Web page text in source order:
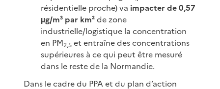
résidentielle proche) va impacter de 0,57
µg/m³ par km²de zone
industrielle/logistique la concentration
en PM2,5 et entraîne des concentrations
supérieures à ce qui peut être mesuré
dans le reste de la Normandie.
Dans le cadre du PPA et du plan d’action